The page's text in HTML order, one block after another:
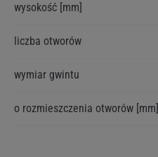
wysokość [mm]
liczba otworów
wymiar gwintu
o rozmieszczenia otworów [mm]